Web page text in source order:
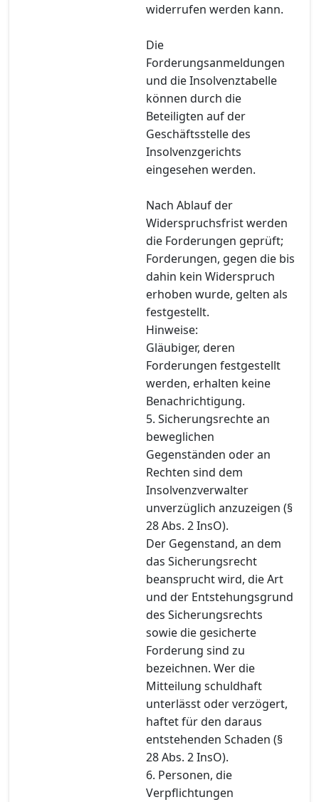
widerrufen werden kann.
Die
Forderungsanmeldungen
und die Insolvenztabelle
können durch die
Beteiligten auf der
Geschäftsstelle des
Insolvenzgerichts
eingesehen werden.
Nach Ablauf der
Widerspruchsfrist werden
die Forderungen geprüft;
Forderungen, gegen die bis
dahin kein Widerspruch
erhoben wurde, gelten als
festgestellt.
Hinweise:
Gläubiger, deren
Forderungen festgestellt
werden, erhalten keine
Benachrichtigung.
5. Sicherungsrechte an
beweglichen
Gegenständen oder an
Rechten sind dem
Insolvenzverwalter
unverzüglich anzuzeigen (§
28 Abs. 2 InsO).
Der Gegenstand, an dem
das Sicherungsrecht
beansprucht wird, die Art
und der Entstehungsgrund
des Sicherungsrechts
sowie die gesicherte
Forderung sind zu
bezeichnen. Wer die
Mitteilung schuldhaft
unterlässt oder verzögert,
haftet für den daraus
entstehenden Schaden (§
28 Abs. 2 InsO).
6. Personen, die
Verpflichtungen